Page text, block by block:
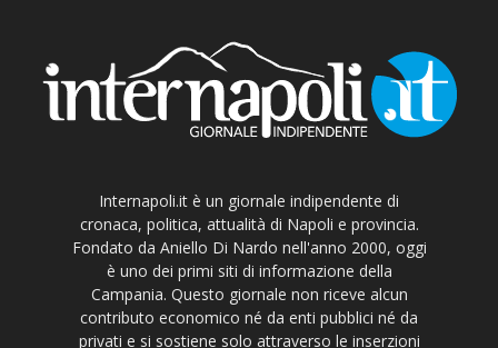
Internapoli.it è un giornale indipendente di
cronaca, politica, attualità di Napoli e provincia.
Fondato da Aniello Di Nardo nell'anno 2000, oggi
è uno dei primi siti di informazione della
Campania. Questo giornale non riceve alcun
contributo economico né da enti pubblici né da
privati e si sostiene solo attraverso le inserzioni